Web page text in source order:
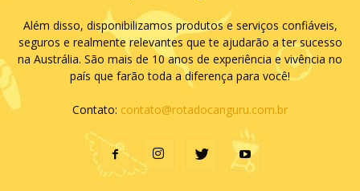
Além disso, disponibilizamos produtos e serviços confiáveis,
seguros e realmente relevantes que te ajudarão a ter sucesso
na Austrália. São mais de 10 anos de experiência e vivência no
país que farão toda a diferença para você!
Contato: contato@rotadocanguru.com.br